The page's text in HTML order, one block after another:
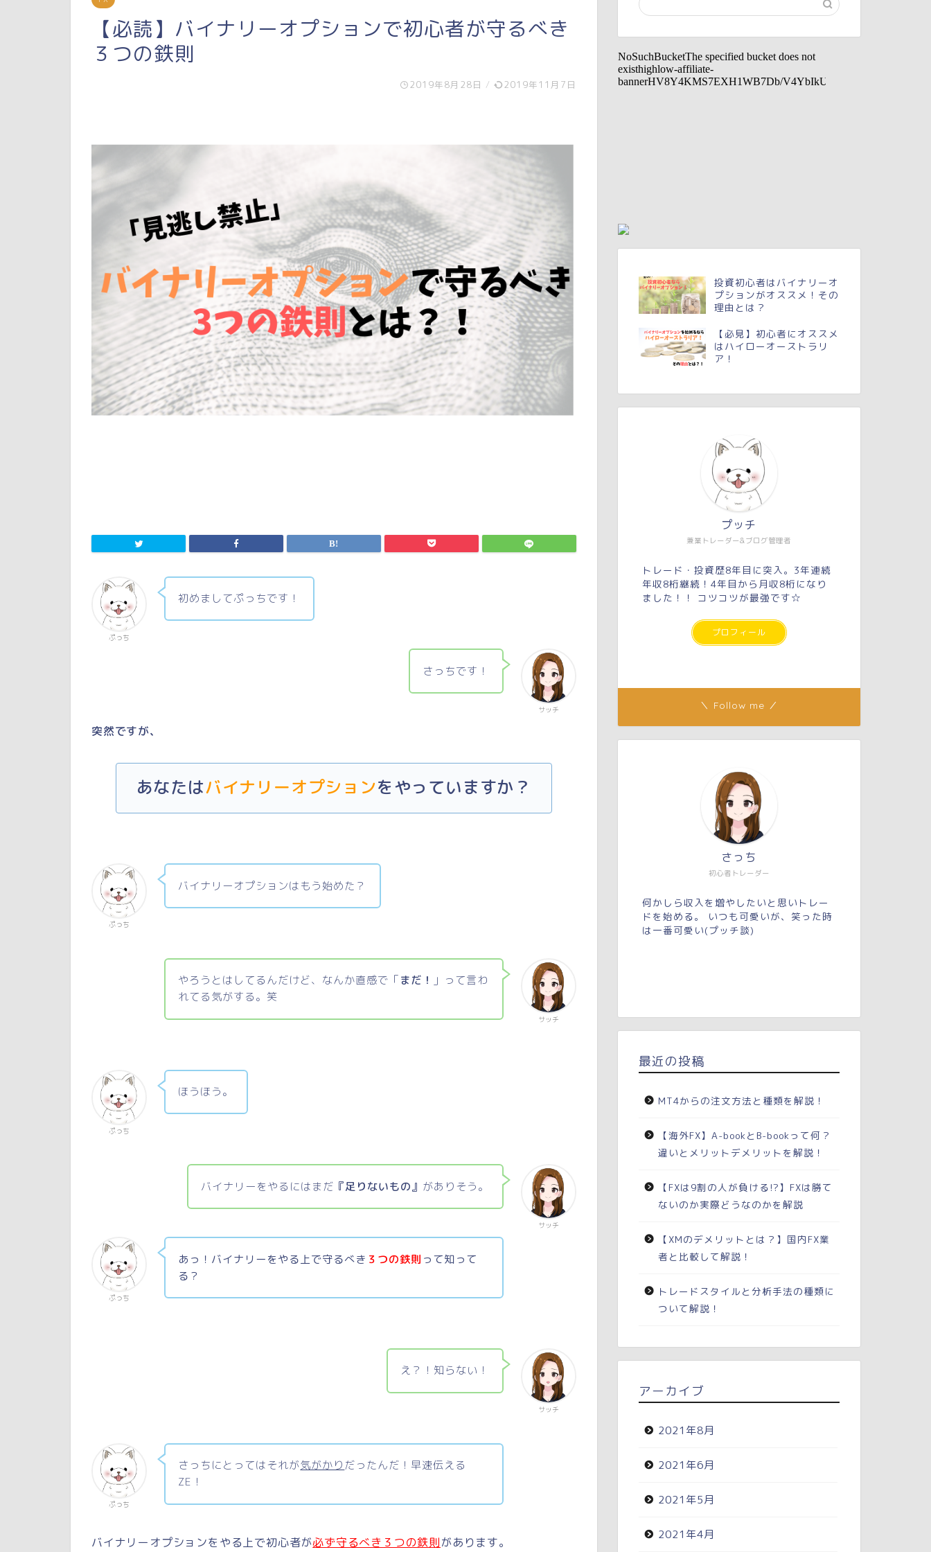
【必読】バイナリーオプションで初心者が守るべき
３つの鉄則
2019年8月28日 / 2019年11月7日
ぷっち
初めましてぷっちです！
サッチ
さっちです！
突然ですが、
あなたはバイナリーオプションをやっていますか？
ぷっち
バイナリーオプションはもう始めた？
サッチ
やろうとはしてるんだけど、なんか直感で「まだ！
」って言わ
れてる気がする。笑
ぷっち
ほうほう。
サッチ
バイナリーをやるにはまだ 『足りないもの』 がありそう。
ぷっち
あっ！バイナリーをやる上で守るべき ３つの鉄則 って知って
る？
サッチ
え？！知らない！
ぷっち
さっちにとってはそれが気がかりだったんだ！早速伝える
ZE！
バイナリーオプションをやる上で初心者が必ず守るべき３つの鉄則があります。
投資初心者はバイナリーオ
プションがオススメ！その
理由とは？
【必見】初心者にオススメ
はハイローオーストラリ
ア！
兼業トレーダー&ブログ管理者
プッチ
トレード・投資歴8年目に突入。3年連続
年収8桁継続！4年目から月収8桁になり
ました！！ コツコツが最強です☆
プロフィール
＼ Follow me ／
初心者トレーダー
さっち
何かしら収入を増やしたいと思いトレー
ドを始める。 いつも可愛いが、笑った時
は一番可愛い(プッチ談)
最近の投稿
MT4からの注文方法と種類を解説！
【海外FX】A-bookとB-bookって何？
違いとメリットデメリットを解説！
【FXは9割の人が負ける!?】FXは勝て
ないのか実際どうなのかを解説
【XMのデメリットとは？】国内FX業
者と比較して解説！
トレードスタイルと分析手法の種類に
ついて解説！
アーカイブ
2021年8月
2021年6月
2021年5月
2021年4月